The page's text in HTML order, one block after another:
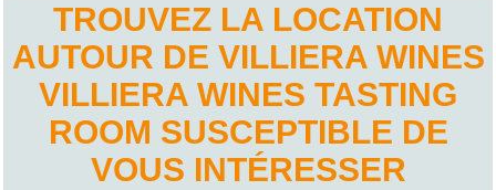
TROUVEZ LA LOCATION
AUTOUR DE VILLIERA WINES
VILLIERA WINES TASTING
ROOM SUSCEPTIBLE DE
VOUS INTÉRESSER